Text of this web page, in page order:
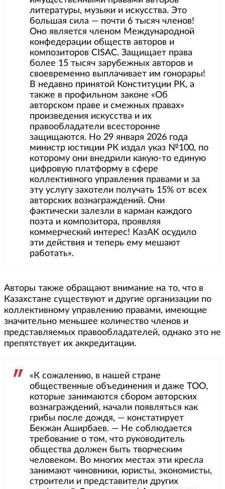
литературы, музыки и искусства. Это
большая сила — почти 6 тысяч членов!
Оно является членом Международной
конфедерации обществ авторов и
композиторов CISAC. Защищает права
более 15 тысяч зарубежных авторов и
своевременно выплачивает им гонорары!
В недавно принятой Конституции РК, а
также в профильном законе «Об
авторском праве и смежных правах»
произведения искусства и их
правообладатели всесторонне
защищаются. Но 29 января 2026 года
министр юстиции РК издал указ №100, по
которому они внедрили какую-то единую
цифровую платформу в сфере
коллективного управления правами и за
эту услугу захотели получать 15% от всех
авторских вознаграждений. Они
фактически залезли в карман каждого
поэта и композитора, проявляя
коммерческий интерес! КазАК осудило
эти действия и теперь ему мешают
работать».
Авторы также обращают внимание на то, что в
Казахстане существуют и другие организации по
коллективному управлению правами, имеющие
значительно меньшее количество членов и
представляемых правообладателей, однако это не
препятствует их аккредитации.
«К сожалению, в нашей стране
общественные объединения и даже ТОО,
которые занимаются сбором авторских
вознаграждений, начали появляться как
грибы после дождя, — констатирует
Бекжан Аширбаев. — Не соблюдается
требование о том, что руководитель
общества должен быть творческим
человеком. Во многих местах эти кресла
занимают чиновники, юристы, экономисты,
строители и представители других